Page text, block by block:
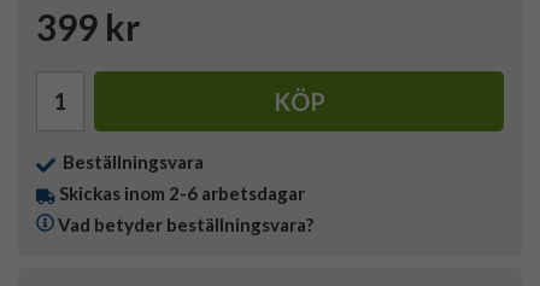
399 kr
KÖP
Beställningsvara
Skickas inom 2-6 arbetsdagar
Vad betyder beställningsvara?